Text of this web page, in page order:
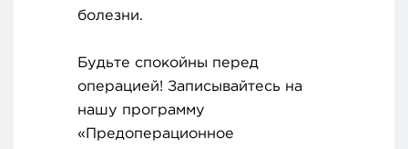
болезни.
Будьте спокойны перед
операцией! Записывайтесь на
нашу программу
«Предоперационное